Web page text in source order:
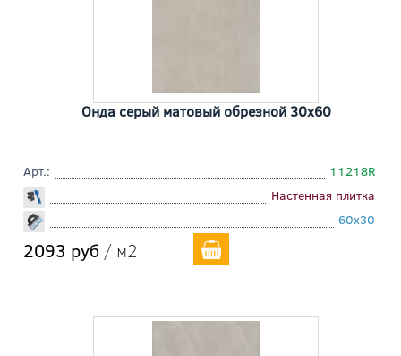
Онда серый матовый обрезной 30x60
Арт.:
11218R
Настенная плитка
60x30
2093 руб / м2